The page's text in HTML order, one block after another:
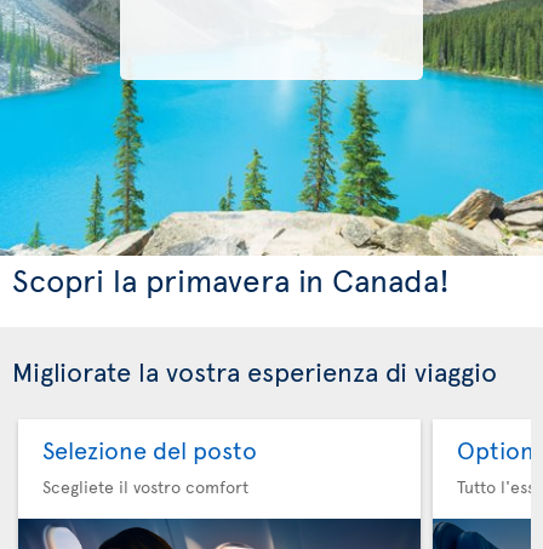
Scopri la primavera in Canada!
Migliorate la vostra esperienza di viaggio
Selezione del posto
Scegliete il vostro comfort
Option
Tutto